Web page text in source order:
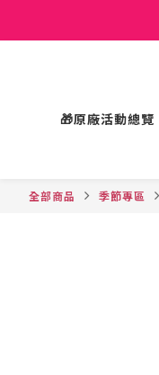
🎁原廠活動總覽
全部商品 季節專區